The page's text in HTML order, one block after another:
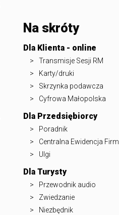
Na skróty
Dla Klienta - online
Transmisje Sesji RM
Karty/druki
Skrzynka podawcza
Cyfrowa Małopolska
Dla Przedsiębiorcy
Poradnik
Centralna Ewidencja Firm
Ulgi
Dla Turysty
Przewodnik audio
Zwiedzanie
Niezbędnik